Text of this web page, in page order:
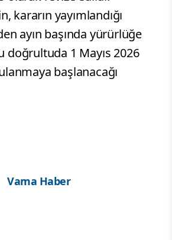
kararın yayımlandığı
ayın başında yürürlüğe
doğrultuda 1 Mayıs 2026
başlanacağı
Vama Haber